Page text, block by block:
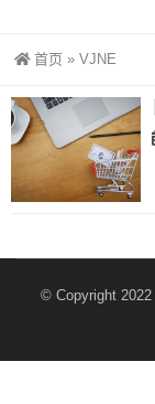
首页 » VJNE
© Copyright 2022